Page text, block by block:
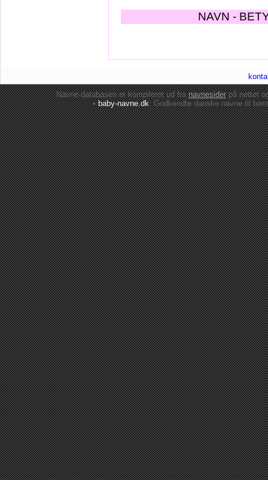
NAVN -
Navne-databasen er kompileret ud franavnesiderpå nettet
•baby-navne.dk: Godkendte danskenavne til børn